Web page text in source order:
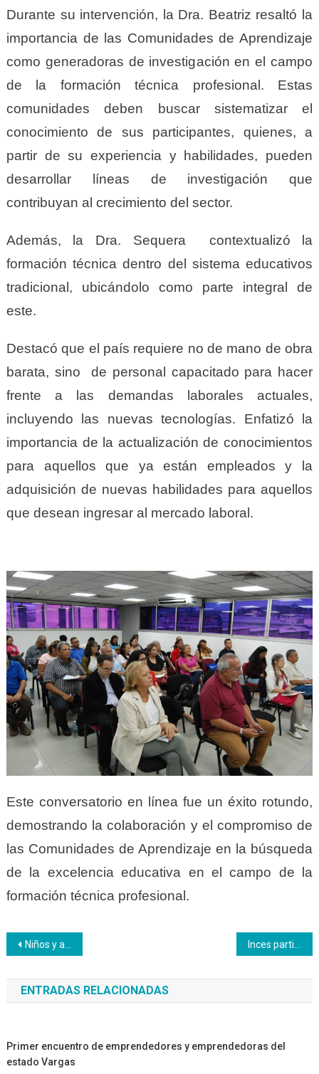
Durante su intervención, la Dra. Beatriz resaltó la
importancia de las Comunidades de Aprendizaje
como generadoras de investigación en el campo
de la formación técnica profesional. Estas
comunidades deben buscar sistematizar el
conocimiento de sus participantes, quienes, a
partir de su experiencia y habilidades, pueden
desarrollar líneas de investigación que
contribuyan al crecimiento del sector.
Además, la Dra. Sequera contextualizó la
formación técnica dentro del sistema educativos
tradicional, ubicándolo como parte integral de
este.
Destacó que el país requiere no de mano de obra
barata, sino de personal capacitado para hacer
frente a las demandas laborales actuales,
incluyendo las nuevas tecnologías. Enfatizó la
importancia de la actualización de conocimientos
para aquellos que ya están empleados y la
adquisición de nuevas habilidades para aquellos
que desean ingresar al mercado laboral.
Este conversatorio en línea fue un éxito rotundo,
demostrando la colaboración y el compromiso de
las Comunidades de Aprendizaje en la búsqueda
de la excelencia educativa en el campo de la
formación técnica profesional.
Navegación
de
entradas
Niños y adolescentes del Módulo Inces del Sistema hicieron primer ensayo en público
ENTRADAS RELACIONADAS
Primer encuentro de emprendedores y emprendedoras del
estado Vargas